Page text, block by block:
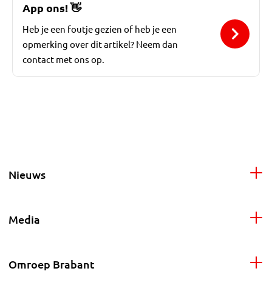
App ons!👋
Heb je een foutje gezien of heb je een
opmerking over dit artikel? Neem dan
contact met ons op.
Nieuws
Media
Omroep Brabant